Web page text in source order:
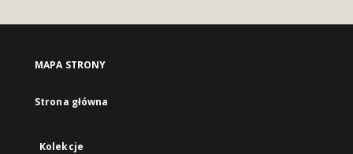
MAPA STRONY
Strona główna
Kolekcje